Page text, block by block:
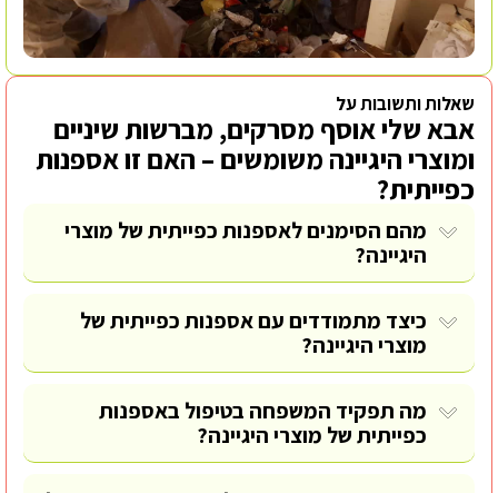
שאלות ותשובות על
אבא שלי אוסף מסרקים, מברשות שיניים
ומוצרי היגיינה משומשים – האם זו אספנות
כפייתית?
מהם הסימנים לאספנות כפייתית של מוצרי
היגיינה?
כיצד מתמודדים עם אספנות כפייתית של
מוצרי היגיינה?
מה תפקיד המשפחה בטיפול באספנות
כפייתית של מוצרי היגיינה?